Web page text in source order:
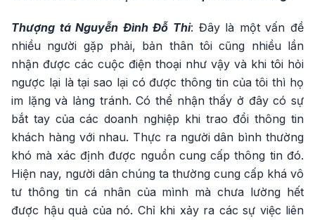
Thượng tá Nguyễn Đình Đỗ Thi: Đây là một vấn đề
nhiều người gặp phải, bản thân tôi cũng nhiều lần
nhận được các cuộc điện thoại như vậy và khi tôi hỏi
ngược lại là tại sao lại có được thông tin của tôi thì họ
im lặng và lảng tránh. Có thể nhận thấy ở đây có sự
bắt tay của các doanh nghiệp khi trao đổi thông tin
khách hàng với nhau. Thực ra người dân bình thường
khó mà xác định được nguồn cung cấp thông tin đó.
Hiện nay, người dân chúng ta thường cung cấp khá vô
tư thông tin cá nhân của mình mà chưa lường hết
được hậu quả của nó. Chỉ khi xảy ra các sự việc liên